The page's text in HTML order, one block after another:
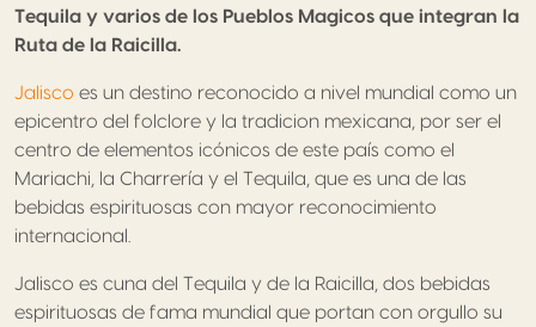
Tequila y varios de los Pueblos Magicos que integran la
Ruta de la Raicilla.
Jalisco es un destino reconocido a nivel mundial como un
epicentro del folclore y la tradicion mexicana, por ser el
centro de elementos icónicos de este país como el
Mariachi, la Charrería y el Tequila, que es una de las
bebidas espirituosas con mayor reconocimiento
internacional.
Jalisco es cuna del Tequila y de la Raicilla, dos bebidas
espirituosas de fama mundial que portan con orgullo su